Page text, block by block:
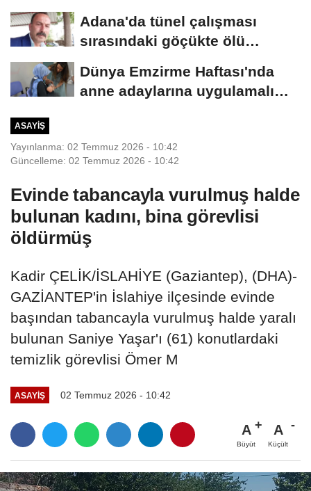
Adana'da tünel çalışması
sırasındaki göçükte ölü
Dünya Emzirme Haftası'nda
anne adaylarına uygulamalı
ASAYIŞ
Yayınlanma: 02 Temmuz 2026 - 10:42
Güncelleme: 02 Temmuz 2026 - 10:42
Evinde tabancayla vurulmuş halde
bulunan kadını, bina görevlisi
öldürmüş
Kadir ÇELİK/İSLAHİYE (Gaziantep), (DHA)-
GAZİANTEP'in İslahiye ilçesinde evinde
başından tabancayla vurulmuş halde yaralı
bulunan Saniye Yaşar'ı (61) konutlardaki
temizlik görevlisi Ömer M
ASAYIŞ 02 Temmuz 2026 - 10:42
A
Büyüt
A
Küçült